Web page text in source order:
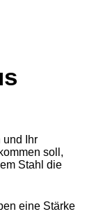
und Ihr
soll,
Stahl die
eine Stärke